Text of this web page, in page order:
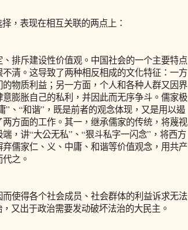
表现在相互关联的两点上：
斥建设性价值观。中国社会的一个主要特点
清。这导致了两种相反相成的文化特征：一方
物质利益；另一方面，个人和各种人群又因界
膨胀自己的私利，并因此而无序争斗。儒家极
”、“和谐”，既是前者的观念体现，又是用以遏
方面的工作。其一，继承儒家的传统，将蔑视
，讲“大公无私”、“狠斗私字一闪念”，将西方
儒家仁、义、中庸、和谐等价值观念，用共产
之。
得各个社会成员、社会群体的利益诉求无法
又出于政治需要发动破坏法治的大民主。